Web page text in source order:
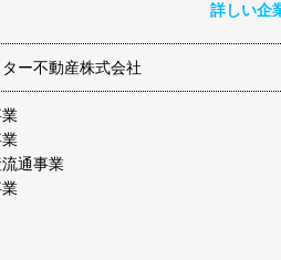
詳しい企
ー不動産株式会社
通事業